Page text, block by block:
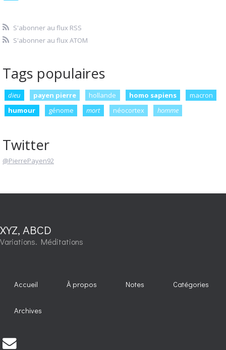
S'abonner au flux RSS
S'abonner au flux ATOM
Tags populaires
dieu payen pierre hollande homo sapiens
macron
humour
génome mort néocortex homme
Twitter
@PierrePayen92
XYZ, ABCD
Variations. Méditations
Accueil À propos Notes Catégories
Archives